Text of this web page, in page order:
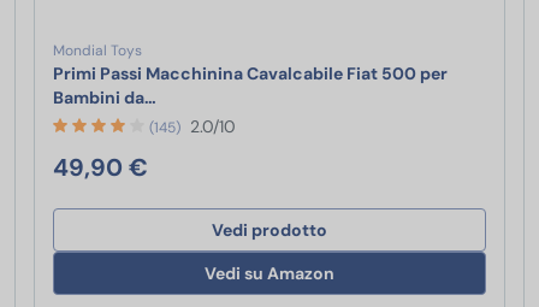
Mondial Toys
Primi Passi Macchinina Cavalcabile Fiat 500 per
Bambini da…
(145) 2.0/10
49,90 €
Vedi prodotto
Vedi su Amazon